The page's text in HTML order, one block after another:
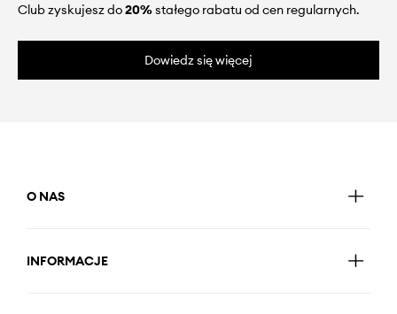
Club zyskujesz do20%stałego rabatu od cen regularnych.
Dowiedz się więcej
O NAS
INFORMACJE